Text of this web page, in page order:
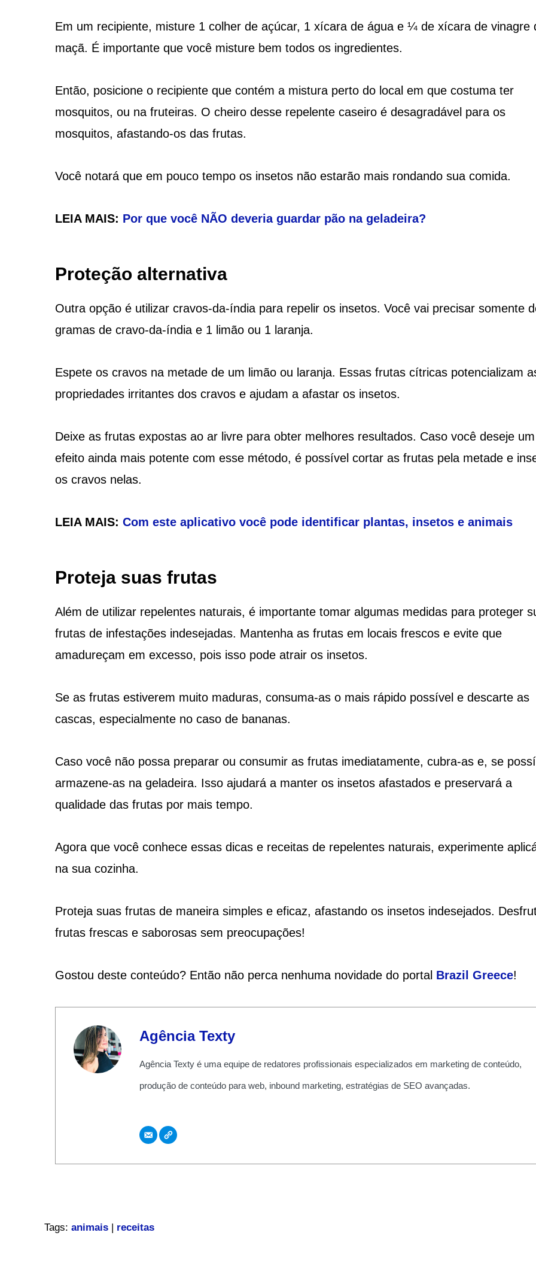
Em um recipiente, misture 1 colher de açúcar, 1 xícara de água e ¼ de xícara de vinagre
maçã. É importante que você misture bem todos os ingredientes.
Então, posicione o recipiente que contém a mistura perto do local em que costuma ter
mosquitos, ou na fruteiras. O cheiro desse repelente caseiro é desagradável para os
mosquitos, afastando-os das frutas.
Você notará que em pouco tempo os insetos não estarão mais rondando sua comida.
LEIA MAIS: Por que você NÃO deveria guardar pão na geladeira?
Proteção alternativa
Outra opção é utilizar cravos-da-índia para repelir os insetos. Você vai precisar somente
gramas de cravo-da-índia e 1 limão ou 1 laranja.
Espete os cravos na metade de um limão ou laranja. Essas frutas cítricas potencializam
propriedades irritantes dos cravos e ajudam a afastar os insetos.
Deixe as frutas expostas ao ar livre para obter melhores resultados. Caso você deseje um
efeito ainda mais potente com esse método, é possível cortar as frutas pela metade e
os cravos nelas.
LEIA MAIS: Com este aplicativo você pode identificar plantas, insetos e animais
Proteja suas frutas
Além de utilizar repelentes naturais, é importante tomar algumas medidas para proteger
frutas de infestações indesejadas. Mantenha as frutas em locais frescos e evite que
amadureçam em excesso, pois isso pode atrair os insetos.
Se as frutas estiverem muito maduras, consuma-as o mais rápido possível e descarte as
cascas, especialmente no caso de bananas.
Caso você não possa preparar ou consumir as frutas imediatamente, cubra-as e, se
armazene-as na geladeira. Isso ajudará a manter os insetos afastados e preservará a
qualidade das frutas por mais tempo.
Agora que você conhece essas dicas e receitas de repelentes naturais, experimente
na sua cozinha.
Proteja suas frutas de maneira simples e eficaz, afastando os insetos indesejados.
frutas frescas e saborosas sem preocupações!
Gostou deste conteúdo? Então não perca nenhuma novidade do portal Brazil Greece!
Agência Texty
Agência Texty é uma equipe de redatores profissionais especializados em marketing de conteúdo,
produção de conteúdo para web, inbound marketing, estratégias de SEO avançadas.
Tags: animais| receitas